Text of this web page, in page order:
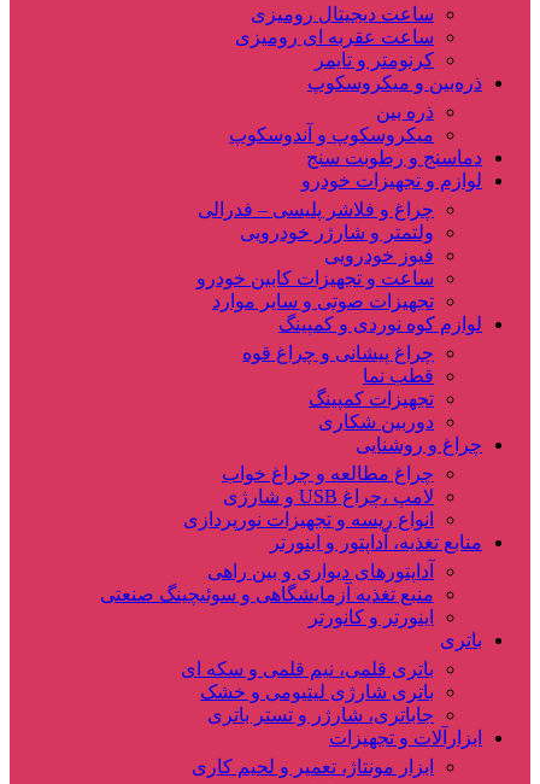
ساعت دیجیتال رومیزی
ساعت عقربه ای رومیزی
کرنومتر و تایمر
ذره‌بین و میکروسکوپ
ذره بین
میکروسکوپ و آندوسکوپ
دماسنج و رطوبت سنج
لوازم و تجهیزات خودرو
چراغ و فلاشر پلیسی – فدرالی
ولتمتر و شارژر خودرویی
فیوز خودرویی
ساعت و تجهیزات کابین خودرو
تجهیزات صوتی و سایر موارد
لوازم کوه نوردی و کمپینگ
چراغ پیشانی و چراغ قوه
قطب نما
تجهیزات کمپینگ
دوربین شکاری
چراغ و روشنایی
چراغ مطالعه و چراغ خواب
لامپ ،چراغ USB و شارژی
انواع ریسه و تجهیزات نورپردازی
منابع تغذیه، آداپتور و اینورتر
آداپتورهای دیواری و بین راهی
منبع تغذیه آزمایشگاهی و سوئیچینگ صنعتی
اینورتر و کانورتر
باتری
باتری قلمی، نیم قلمی و سکه ای
باتری شارژی لیتیومی و خشک
جاباتری، شارژر و تستر باتری
ابزارآلات و تجهیزات
ابزار مونتاژ، تعمیر و لحیم کاری